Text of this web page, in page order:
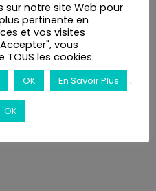
sur notre site Web pour
pertinente en
et vos visites
vous
les cookies.
OK En Savoir Plus .
OK